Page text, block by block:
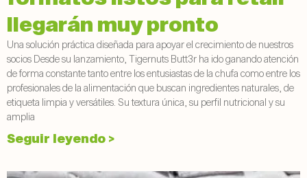
llegarán muy pronto
Una solución práctica diseñada para apoyar el crecimiento de nuestros
socios Desde su lanzamiento, Tigernuts Butt3r ha ido ganando atención
de forma constante tanto entre los entusiastas de la chufa como entre los
profesionales de la alimentación que buscan ingredientes naturales, de
etiqueta limpia y versátiles. Su textura única, su perfil nutricional y su
amplia
Seguir leyendo >